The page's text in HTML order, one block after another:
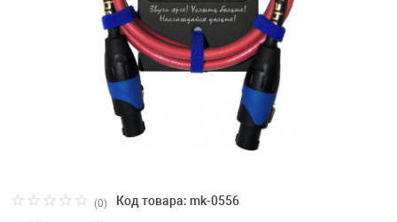
(0) Код товара: mk-0556